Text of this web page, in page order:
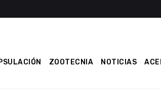
ZOOTECNIA NOTICIAS